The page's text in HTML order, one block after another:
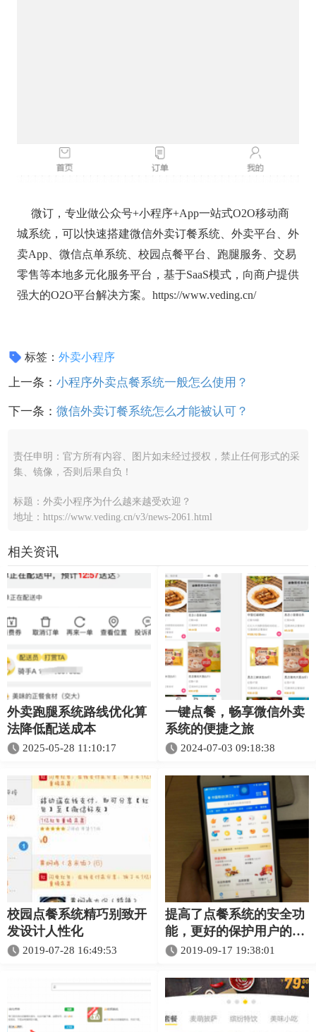
微订，专业做公众号+小程序+App一站式O2O移动商
城系统，可以快速搭建微信外卖订餐系统、外卖平台、外
卖App、微信点单系统、校园点餐平台、跑腿服务、交易
零售等本地多元化服务平台，基于SaaS模式，向商户提供
强大的O2O平台解决方案。https://www.veding.cn/
标签：外卖小程序
上一条： 小程序外卖点餐系统一般怎么使用？
下一条： 微信外卖订餐系统怎么才能被认可？
责任申明：官方所有内容、图片如未经过授权，禁止任何形式的采
集、镜像，否则后果自负！
标题：外卖小程序为什么越来越受欢迎？
地址：https://www.veding.cn/v3/news-2061.html
相关资讯
外卖跑腿系统路线优化算
法降低配送成本
2025-05-28 11:10:17
一键点餐，畅享微信外卖
系统的便捷之旅
2024-07-03 09:18:38
校园点餐系统精巧别致开
发设计人性化
2019-07-28 16:49:53
提高了点餐系统的安全功
能，更好的保护用户的信
息安全
2019-09-17 19:38:01